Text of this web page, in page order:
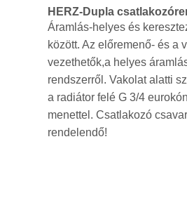
HERZ-Dupla
Áramlás-helyes és
között. Az előremenő- és a
vezethetők,a helyes
rendszerről. Vakolat alatti
a radiátor felé G 3/4
menettel. Csatlakozó
rendelendő!